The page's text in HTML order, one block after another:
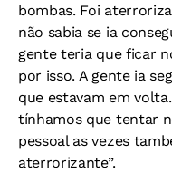
bombas. Foi
não sabia se ia
gente teria que ficar
por isso. A gente ia
que estavam em
tínhamos que tentar
pessoal as vezes
aterrorizante”.